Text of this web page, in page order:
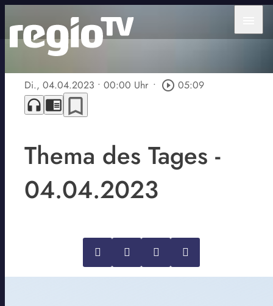
Di., 04.04.2023 • 00:00 Uhr • play_circle_outline 05:09
headphones chrome_reader_mode bookmark_border
Thema des Tages -
04.04.2023